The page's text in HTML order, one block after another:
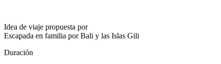
Idea de viaje propuesta por
Escapada en familia por Bali y las Islas Gili
Duración